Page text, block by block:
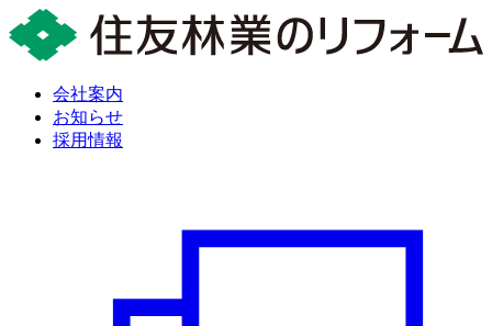
会社案内
お知らせ
採用情報